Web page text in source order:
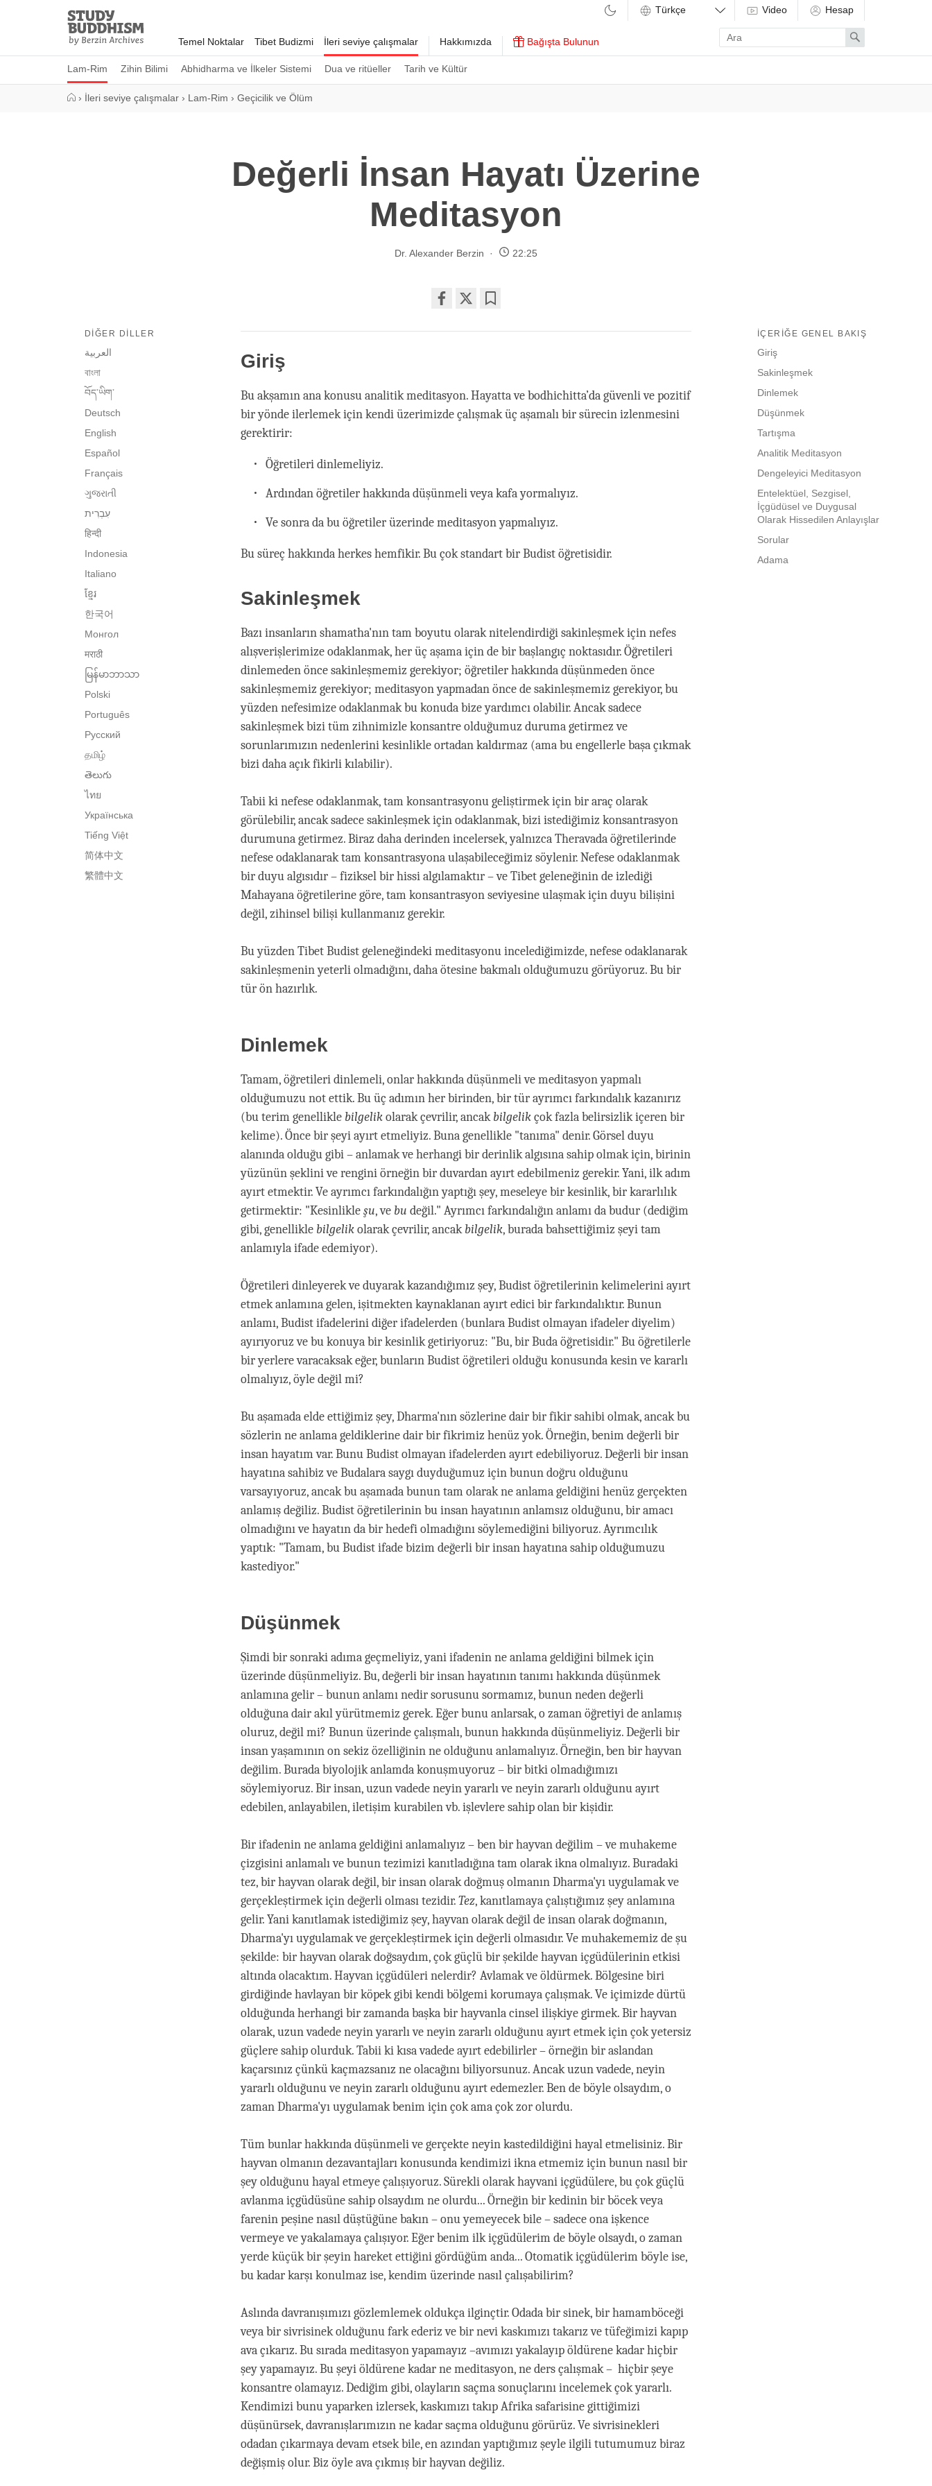
Study
Buddhism
Home
Temel Noktalar Tibet Budizmi İleri seviye çalışmalar
Lam-Rim Zihin Bilimi Abhidharma ve İlkeler Sistemi Dua ve ritüeller Tarih ve Kültür
Hakkımızda Bağışta Bulunun
Video Hesap
Enter
search
term
Search
› İleri seviye çalışmalar › Lam-Rim › Geçicilik ve Ölüm
Değerli İnsan Hayatı Üzerine
Meditasyon
Dr. Alexander Berzin 22:25
on
İÇERIĞE GENEL BAKIŞ
Giriş
Sakinleşmek
Dinlemek
Düşünmek
Tartışma
Analitik Meditasyon
Dengeleyici Meditasyon
Entelektüel, Sezgisel,
İçgüdüsel ve Duygusal
Olarak Hissedilen Anlayışlar
Sorular
Adama
DIĞER DILLER
العربية
বাংলা
བོད་ཡིག་
Deutsch
English
Español
Français
ગુજરાતી
हिन्दी
Indonesia
Italiano
ខ្មែរ
한국어
Монгол
मराठी
မြန်မာဘာသာ
Polski
Português
Русский
தமிழ்
తెలుగు
ไทย
Українська
Tiếng Việt
简体中文
繁體中文
Giriş
Bu akşamın ana konusu analitik meditasyon. Hayatta ve bodhichitta’da güvenli ve pozitif
bir yönde ilerlemek için kendi üzerimizde çalışmak üç aşamalı bir sürecin izlenmesini
gerektirir:
Öğretileri dinlemeliyiz.
Ardından öğretiler hakkında düşünmeli veya kafa yormalıyız.
Ve sonra da bu öğretiler üzerinde meditasyon yapmalıyız.
Bu süreç hakkında herkes hemfikir. Bu çok standart bir Budist öğretisidir.
Sakinleşmek
Bazı insanların shamatha'nın tam boyutu olarak nitelendirdiği sakinleşmek için nefes
alışverişlerimize odaklanmak, her üç aşama için de bir başlangıç noktasıdır. Öğretileri
dinlemeden önce sakinleşmemiz gerekiyor; öğretiler hakkında düşünmeden önce
sakinleşmemiz gerekiyor; meditasyon yapmadan önce de sakinleşmemiz gerekiyor, bu
yüzden nefesimize odaklanmak bu konuda bize yardımcı olabilir. Ancak sadece
sakinleşmek bizi tüm zihnimizle konsantre olduğumuz duruma getirmez ve
sorunlarımızın nedenlerini kesinlikle ortadan kaldırmaz (ama bu engellerle başa çıkmak
bizi daha açık fikirli kılabilir).
Tabii ki nefese odaklanmak, tam konsantrasyonu geliştirmek için bir araç olarak
görülebilir, ancak sadece sakinleşmek için odaklanmak, bizi istediğimiz konsantrasyon
durumuna getirmez. Biraz daha derinden incelersek, yalnızca Theravada öğretilerinde
nefese odaklanarak tam konsantrasyona ulaşabileceğimiz söylenir. Nefese odaklanmak
bir duyu algısıdır – fiziksel bir hissi algılamaktır – ve Tibet geleneğinin de izlediği
Mahayana öğretilerine göre, tam konsantrasyon seviyesine ulaşmak için duyu bilişini
değil, zihinsel bilişi kullanmanız gerekir.
Bu yüzden Tibet Budist geleneğindeki meditasyonu incelediğimizde, nefese odaklanarak
sakinleşmenin yeterli olmadığını, daha ötesine bakmalı olduğumuzu görüyoruz. Bu bir
tür ön hazırlık.
Dinlemek
Tamam, öğretileri dinlemeli, onlar hakkında düşünmeli ve meditasyon yapmalı
olduğumuzu not ettik. Bu üç adımın her birinden, bir tür ayrımcı farkındalık kazanırız
(bu terim genellikle bilgelikolarak çevrilir, ancakbilgelikçok fazla belirsizlik içeren bir
kelime). Önce bir şeyi ayırt etmeliyiz. Buna genellikle "tanıma" denir. Görsel duyu
alanında olduğu gibi – anlamak ve herhangi bir derinlik algısına sahip olmak için, birinin
yüzünün şeklini ve rengini örneğin bir duvardan ayırt edebilmeniz gerekir. Yani, ilk adım
ayırt etmektir. Ve ayrımcı farkındalığın yaptığı şey, meseleye bir kesinlik, bir kararlılık
getirmektir: "Kesinlikleşu, ve bu değil." Ayrımcı farkındalığın anlamı da budur (dediğim
gibi, genellikle bilgelikolarak çevrilir, ancakbilgelik, burada bahsettiğimiz şeyi tam
anlamıyla ifade edemiyor).
Öğretileri dinleyerek ve duyarak kazandığımız şey, Budist öğretilerinin kelimelerini ayırt
etmek anlamına gelen, işitmekten kaynaklanan ayırt edici bir farkındalıktır. Bunun
anlamı, Budist ifadelerini diğer ifadelerden (bunlara Budist olmayan ifadeler diyelim)
ayırıyoruz ve bu konuya bir kesinlik getiriyoruz: "Bu, bir Buda öğretisidir." Bu öğretilerle
bir yerlere varacaksak eğer, bunların Budist öğretileri olduğu konusunda kesin ve kararlı
olmalıyız, öyle değil mi?
Bu aşamada elde ettiğimiz şey, Dharma'nın sözlerine dair bir fikir sahibi olmak, ancak bu
sözlerin ne anlama geldiklerine dair bir fikrimiz henüz yok. Örneğin, benim değerli bir
insan hayatım var. Bunu Budist olmayan ifadelerden ayırt edebiliyoruz. Değerli bir insan
hayatına sahibiz ve Budalara saygı duyduğumuz için bunun doğru olduğunu
varsayıyoruz, ancak bu aşamada bunun tam olarak ne anlama geldiğini henüz gerçekten
anlamış değiliz. Budist öğretilerinin bu insan hayatının anlamsız olduğunu, bir amacı
olmadığını ve hayatın da bir hedefi olmadığını söylemediğini biliyoruz. Ayrımcılık
yaptık: "Tamam, bu Budist ifade bizim değerli bir insan hayatına sahip olduğumuzu
kastediyor."
Düşünmek
Şimdi bir sonraki adıma geçmeliyiz, yani ifadenin ne anlama geldiğini bilmek için
üzerinde düşünmeliyiz. Bu, değerli bir insan hayatının tanımı hakkında düşünmek
anlamına gelir – bunun anlamı nedir sorusunu sormamız, bunun neden değerli
olduğuna dair akıl yürütmemiz gerek. Eğer bunu anlarsak, o zaman öğretiyi de anlamış
oluruz, değil mi? Bunun üzerinde çalışmalı, bunun hakkında düşünmeliyiz. Değerli bir
insan yaşamının on sekiz özelliğinin ne olduğunu anlamalıyız. Örneğin, ben bir hayvan
değilim. Burada biyolojik anlamda konuşmuyoruz – bir bitki olmadığımızı
söylemiyoruz. Bir insan, uzun vadede neyin yararlı ve neyin zararlı olduğunu ayırt
edebilen, anlayabilen, iletişim kurabilen vb. işlevlere sahip olan bir kişidir.
Bir ifadenin ne anlama geldiğini anlamalıyız – ben bir hayvan değilim – ve muhakeme
çizgisini anlamalı ve bunun tezimizi kanıtladığına tam olarak ikna olmalıyız. Buradaki
tez, bir hayvan olarak değil, bir insan olarak doğmuş olmanın Dharma'yı uygulamak ve
gerçekleştirmek için değerli olması tezidir.Tez, kanıtlamaya çalıştığımız şey anlamına
gelir. Yani kanıtlamak istediğimiz şey, hayvan olarak değil de insan olarak doğmanın,
Dharma'yı uygulamak ve gerçekleştirmek için değerli olmasıdır. Ve muhakememiz de şu
şekilde: bir hayvan olarak doğsaydım, çok güçlü bir şekilde hayvan içgüdülerinin etkisi
altında olacaktım. Hayvan içgüdüleri nelerdir? Avlamak ve öldürmek. Bölgesine biri
girdiğinde havlayan bir köpek gibi kendi bölgemi korumaya çalışmak. Ve içimizde dürtü
olduğunda herhangi bir zamanda başka bir hayvanla cinsel ilişkiye girmek. Bir hayvan
olarak, uzun vadede neyin yararlı ve neyin zararlı olduğunu ayırt etmek için çok yetersiz
güçlere sahip olurduk. Tabii ki kısa vadede ayırt edebilirler – örneğin bir aslandan
kaçarsınız çünkü kaçmazsanız ne olacağını biliyorsunuz. Ancak uzun vadede, neyin
yararlı olduğunu ve neyin zararlı olduğunu ayırt edemezler. Ben de böyle olsaydım, o
zaman Dharma'yı uygulamak benim için çok ama çok zor olurdu.
Tüm bunlar hakkında düşünmeli ve gerçekte neyin kastedildiğini hayal etmelisiniz. Bir
hayvan olmanın dezavantajları konusunda kendimizi ikna etmemiz için bunun nasıl bir
şey olduğunu hayal etmeye çalışıyoruz. Sürekli olarak hayvani içgüdülere, bu çok güçlü
avlanma içgüdüsüne sahip olsaydım ne olurdu... Örneğin bir kedinin bir böcek veya
farenin peşine nasıl düştüğüne bakın – onu yemeyecek bile – sadece ona işkence
vermeye ve yakalamaya çalışıyor. Eğer benim ilk içgüdülerim de böyle olsaydı, o zaman
yerde küçük bir şeyin hareket ettiğini gördüğüm anda... Otomatik içgüdülerim böyle ise,
bu kadar karşı konulmaz ise, kendim üzerinde nasıl çalışabilirim?
Aslında davranışımızı gözlemlemek oldukça ilginçtir. Odada bir sinek, bir hamamböceği
veya bir sivrisinek olduğunu fark ederiz ve bir nevi kaskımızı takarız ve tüfeğimizi kapıp
ava çıkarız. Bu sırada meditasyon yapamayız –avımızı yakalayıp öldürene kadar hiçbir
şey yapamayız. Bu şeyi öldürene kadar ne meditasyon, ne ders çalışmak – hiçbir şeye
konsantre olamayız. Dediğim gibi, olayların saçma sonuçlarını incelemek çok yararlı.
Kendimizi bunu yaparken izlersek, kaskımızı takıp Afrika safarisine gittiğimizi
düşünürsek, davranışlarımızın ne kadar saçma olduğunu görürüz. Ve sivrisinekleri
odadan çıkarmaya devam etsek bile, en azından yaptığımız şeyle ilgili tutumumuz biraz
değişmiş olur. Biz öyle ava çıkmış bir hayvan değiliz.